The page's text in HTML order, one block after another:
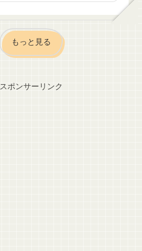
もっと見る
スポンサーリンク